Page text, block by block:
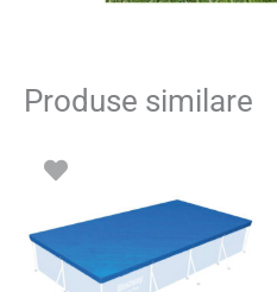
Produse similare